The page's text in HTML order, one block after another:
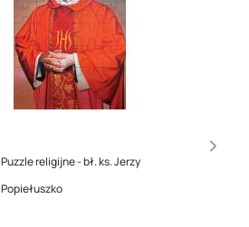
Puzzle religijne - bł. ks. Jerzy
Popiełuszko